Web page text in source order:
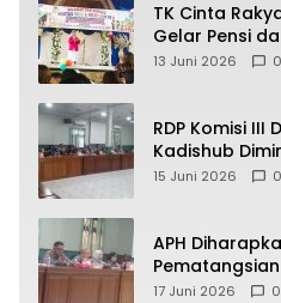
TK Cinta
Gelar Pensi
13 Juni 2026 0
RDP Komisi III
Kadishub
Alasan
15 Juni 2026 0
APH
Kebocoran
17 Juni 2026 0